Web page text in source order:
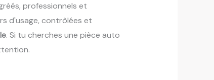
professionnels et
d'usage, contrôlées et
. Si tu cherches une pièce auto